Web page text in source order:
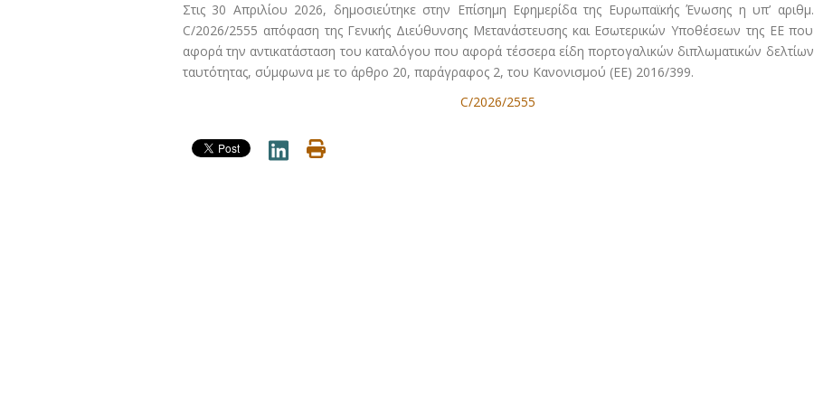
Στις 30 Απριλίου 2026, δημοσιεύτηκε στην Επίσημη Εφημερίδα της Ευρωπαϊκής Ένωσης η υπ’ αριθμ.
C/2026/2555 απόφαση της Γενικής Διεύθυνσης Μετανάστευσης και Εσωτερικών Υποθέσεων της ΕΕ που
αφορά την αντικατάσταση του καταλόγου που αφορά τέσσερα είδη πορτογαλικών διπλωματικών δελτίων
ταυτότητας, σύμφωνα με το άρθρο 20, παράγραφος 2, του Κανονισμού (ΕΕ) 2016/399.
C/2026/2555